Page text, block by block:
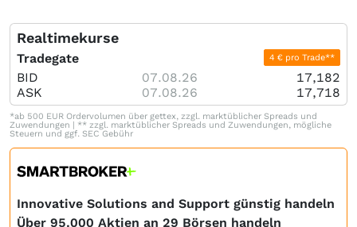
Realtimekurse
Tradegate 4 € pro Trade**
BID 07.08.26
17,182
ASK
07.08.26 17,718
*ab 500 EUR Ordervolumen über gettex, zzgl. marktüblicher Spreads und
Zuwendungen | ** zzgl. marktüblicher Spreads und Zuwendungen, mögliche
Steuern und ggf. SEC Gebühr
Innovative Solutions and Support günstig handeln
Über 95.000 Aktien an 29 Börsen handeln